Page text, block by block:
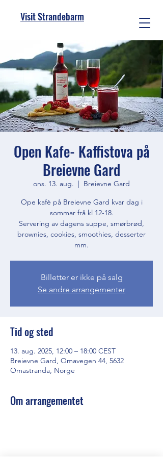
Visit Strandebarm
Open Kafe- Kaffistova på
Breievne Gard
ons. 13. aug.
  |
Breievne Gard
Ope kafè på Breievne Gard kvar dag i
sommar frå kl 12-18.
Servering av dagens suppe, smørbrød,
brownies, cookies, smoothies, desserter
mm.
Billetter er ikke på salg
Se andre arrangementer
Tid og sted
13. aug. 2025, 12:00 – 18:00 CEST
Breievne Gard, Omavegen 44, 5632
Omastranda, Norge
Om arrangementet